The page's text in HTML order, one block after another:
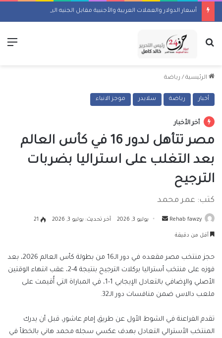
بحث عن
الرئيسية / رياضة
أخبار رياضة سلايدر موجز الانباء
أخر الأخبار
مصر تتأهل لدور 16 في كأس العالم
بعد التغلب على استراليا بضربات
الترجيح
كتب: عمر محمد
Rehab fawzy
أرسل يوليو 3, 2026 آخر تحديث: يوليو 3, 2026 21
أقل من دقيقة
حجز منتخب مصر مقعده في دور الـ16 من بطولة كأس العالم 2026، بعد
فوزه على منتخب أستراليا بركلات الترجيح بنتيجة 4-2، عقب انتهاء الوقتين
الأصلي والإضافي بالتعادل الإيجابي 1-1، في المباراة التي أُقيمت على
ملعب دالاس ضمن منافسات دور الـ32.
تقدم الفراعنة في الشوط الأول عن طريق إمام عاشور، قبل أن يدرك
المنتخب الأسترالي التعادل بهدف عكسي سجله محمد هاني بالخطأ في